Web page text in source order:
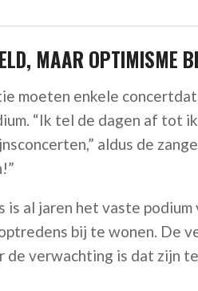
MAAR OPTIMISME
moeten enkele
“Ik tel de dagen af tot
aldus de
al jaren het vaste
bij te wonen. De
de verwachting is dat zijn